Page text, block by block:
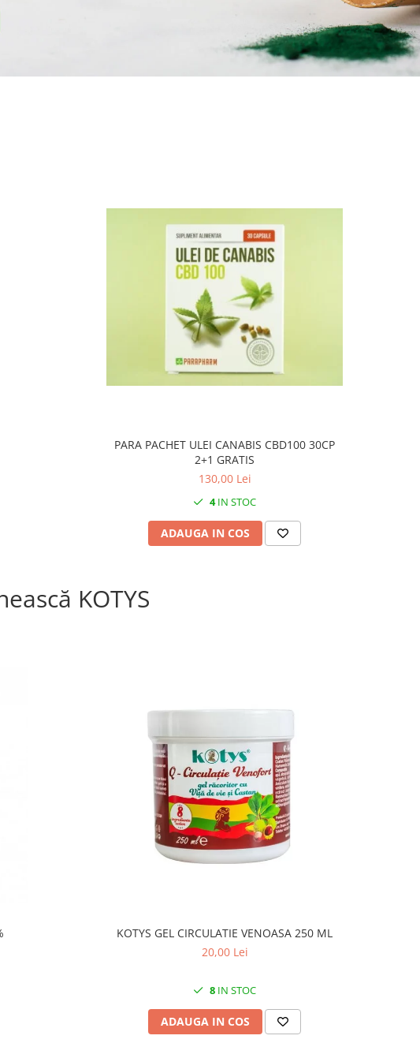
PARA PACHET ULEI CANABIS CBD100 30CP
2+1 GRATIS
130,00 Lei
4IN STOC
ADAUGA IN COS
KOTYS
KOTYS GEL CIRCULATIE VENOASA 250 ML
20,00 Lei
8 IN STOC
ADAUGA IN COS